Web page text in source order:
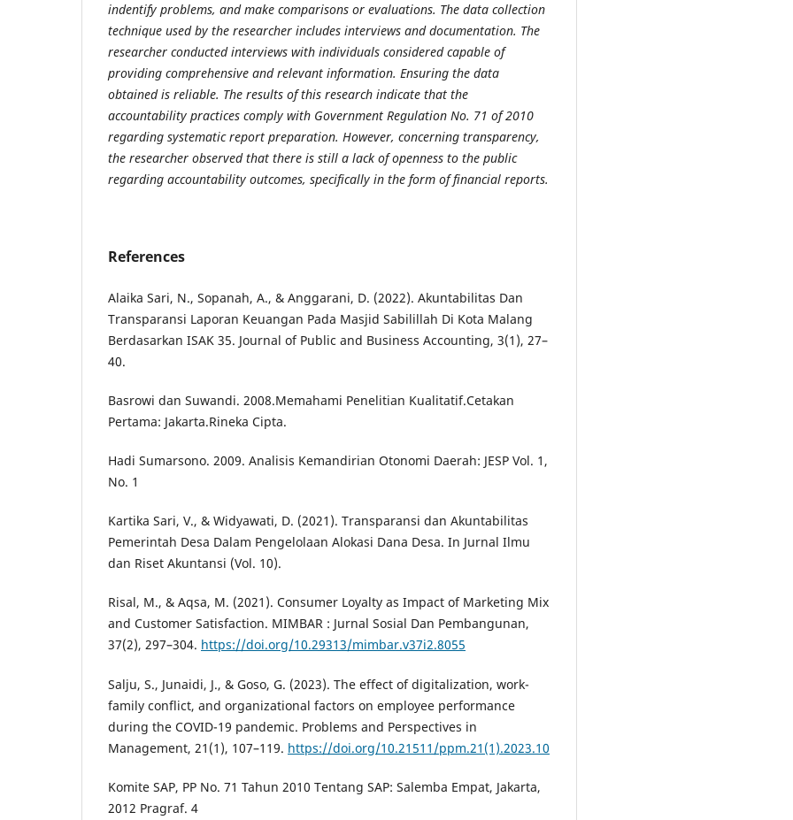
indentify problems, and make comparisons or evaluations. The data collection
technique used by the researcher includes interviews and documentation. The
researcher conducted interviews with individuals considered capable of
providing comprehensive and relevant information. Ensuring the data
obtained is reliable. The results of this research indicate that the
accountability practices comply with Government Regulation No. 71 of 2010
regarding systematic report preparation. However, concerning transparency,
the researcher observed that there is still a lack of openness to the public
regarding accountability outcomes, specifically in the form of financial reports.
References
Alaika Sari, N., Sopanah, A., & Anggarani, D. (2022). Akuntabilitas Dan
Transparansi Laporan Keuangan Pada Masjid Sabilillah Di Kota Malang
Berdasarkan ISAK 35. Journal of Public and Business Accounting, 3(1), 27–
40.
Basrowi dan Suwandi. 2008.Memahami Penelitian Kualitatif.Cetakan
Pertama: Jakarta.Rineka Cipta.
Hadi Sumarsono. 2009. Analisis Kemandirian Otonomi Daerah: JESP Vol. 1,
No. 1
Kartika Sari, V., & Widyawati, D. (2021). Transparansi dan Akuntabilitas
Pemerintah Desa Dalam Pengelolaan Alokasi Dana Desa. In Jurnal Ilmu
dan Riset Akuntansi (Vol. 10).
Risal, M., & Aqsa, M. (2021). Consumer Loyalty as Impact of Marketing Mix
and Customer Satisfaction. MIMBAR : Jurnal Sosial Dan Pembangunan,
37(2), 297–304. https://doi.org/10.29313/mimbar.v37i2.8055
Salju, S., Junaidi, J., & Goso, G. (2023). The effect of digitalization, work-
family conflict, and organizational factors on employee performance
during the COVID-19 pandemic. Problems and Perspectives in
Management, 21(1), 107–119. https://doi.org/10.21511/ppm.21(1).2023.10
Komite SAP, PP No. 71 Tahun 2010 Tentang SAP: Salemba Empat, Jakarta,
2012 Pragraf. 4